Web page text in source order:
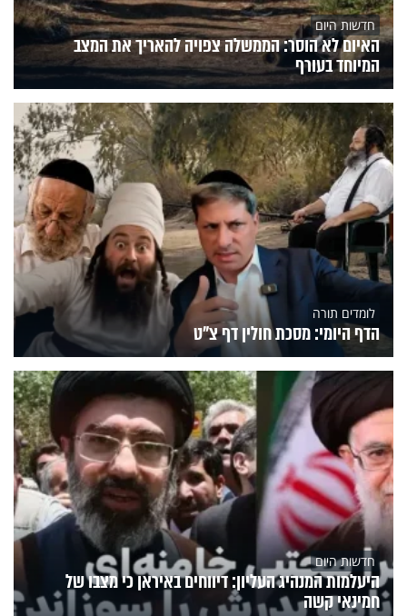
חדשות היום
האיום לא הוסר: הממשלה צפויה להאריך את המצב
המיוחד בעורף
לומדים תורה
הדף היומי: מסכת חולין דף צ"ט
חדשות היום
היעלמות המנהיג העליון: דיווחים באיראן כי מצבו של
חמינאי קשה